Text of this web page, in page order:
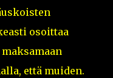
osoittaa
että muiden.